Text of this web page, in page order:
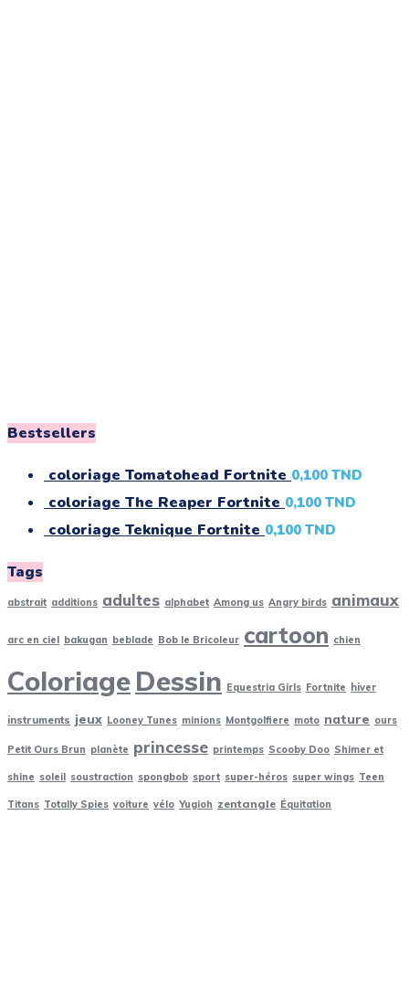
Bestsellers
coloriage Tomatohead Fortnite 0,100 TND
coloriage The Reaper Fortnite 0,100 TND
coloriage Teknique Fortnite 0,100 TND
Tags
abstrait additions adultes alphabet Among us Angry birds animaux
arc en ciel bakugan beblade Bob le Bricoleur cartoon chien
ColoriageDessin Equestria Girls Fortnite hiver
instruments jeux Looney Tunes minions Montgolfiere moto nature ours
Petit Ours Brun planète princesse printemps Scooby Doo Shimer et
shine soleil soustraction spongbob sport super-héros super wings Teen
Titans Totally Spies voiture vélo Yugioh zentangle Équitation